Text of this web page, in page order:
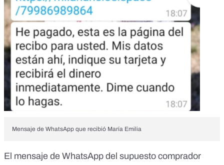
Mensaje de WhatsApp que recibió María Emilia
El mensaje de WhatsApp del supuesto comprador